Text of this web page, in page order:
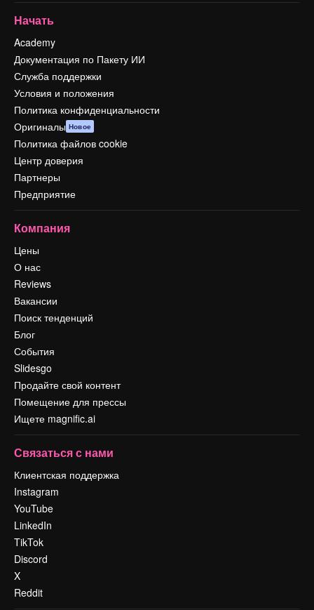
Начать
Academy
Документация по Пакету ИИ
Служба поддержки
Условия и положения
Политика конфиденциальности
Оригиналы Новое
Политика файлов cookie
Центр доверия
Партнеры
Предприятие
Компания
Цены
О нас
Reviews
Вакансии
Поиск тенденций
Блог
События
Slidesgo
Продайте свой контент
Помещение для прессы
Ищете magnific.ai
Связаться с нами
Клиентская поддержка
Instagram
YouTube
LinkedIn
TikTok
Discord
X
Reddit